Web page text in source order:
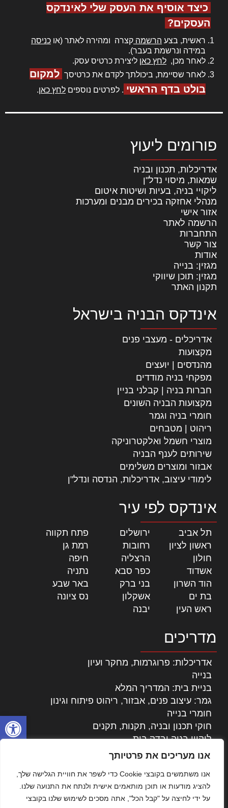
פתח
אנו מעריכים את פרטיותך
אנו משתמשים בקובצי Cookie כדי לשפר את חוויית הגלישה שלך,
להציג מודעות או תוכן מותאמים אישית ולנתח את התנועה שלנו.
על ידי לחיצה על "קבל הכל", אתה מסכים לשימוש שלנו בקובצי
כיצד אוסיף את העסק שלי לאינדקס
העסקים?
ראשית, בצע הרשמה קצרה ומהירה לאתר (או כניסה
במידה ונרשמת בעבר).
לאחר מכן, לחץ כאן ליצירת כרטיס עסק.
לאחר שסיימת, ביכולתך לקדם את כרטיסך למקום
בולט בדף הראשי . לפרטים נוספים לחץ כאן.
פורומים ליעוץ
אדריכלות, תכנון ובניה
שמאות, מיסוי נדל"ן
ליקויי בניה, בעיות ושיטות איטום
מנהלי אחזקה בכירים מבנים ומערכות
אזור אישי
הרשמה לאתר
התחברות
צור קשר
אודות
מגזין: בנייה
מגזין: תוכן שיווקי
תקנון האתר
אינדקס הבניה בישראל
אדריכלים - מעצבי פנים
מקצועות
מהנדסים | יועצים
מפקחי בניה מודדים
חברות בניה | קבלני בניין
מקצועות הבניה השונים
חומרי בניה וגמר
ריהוט | מטבחים
מוצרי חשמל ואלקטרוניקה
שירותים לענף הבניה
אבזור ומוצרים משלימים
לימודי עיצוב, אדריכלות, הנדסה ונדל"ן
אינדקס לפי עיר
תל אביב ירושלים פתח תקווה
ראשון לציון
רחובות רמת גן
חולון
הרצליה חיפה
אשדוד
כפר סבא נתניה
הוד השרון
בני ברק באר שבע
בת ים
אשקלון נס ציונה
ראש העין
יבנה
מדריכים
אדריכלות: פרוגרמות, מחקר ועיון
בנייה
בניית בית: המדריך המלא
גמר: עיצוב פנים, אבזור, ריהוט פיתוח וגינון
חומרי בנייה
חוקי תכנון ובניה, תקנות, תקנים
ליקויי בניה ובדק בית
נדל"ן: זכויות, אגרות ועסקאות
עקרונות ניהול אחזקה מתקדמות
צילום אדריכלי
שיווק נדלן